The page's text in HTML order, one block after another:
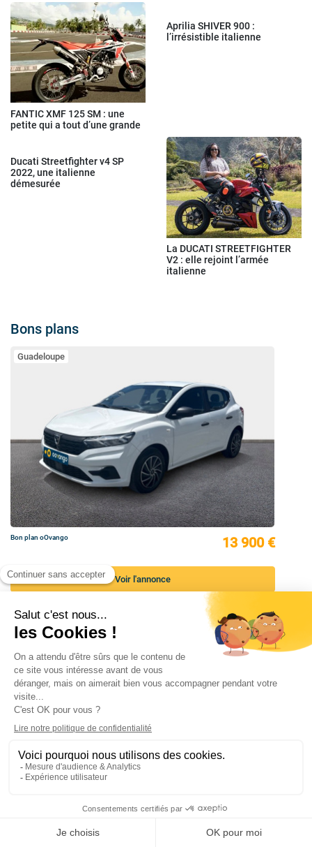
FANTIC XMF 125 SM : une
petite qui a tout d’une grande
Aprilia SHIVER 900 :
l’irrésistible italienne
Ducati Streetfighter v4 SP
2022, une italienne
démesurée
La DUCATI STREETFIGHTER
V2 : elle rejoint l’armée
italienne
Bons plans
Guadeloupe
Bon plan oOvango 13 900 €
Voir l'annonce
Guadeloupe